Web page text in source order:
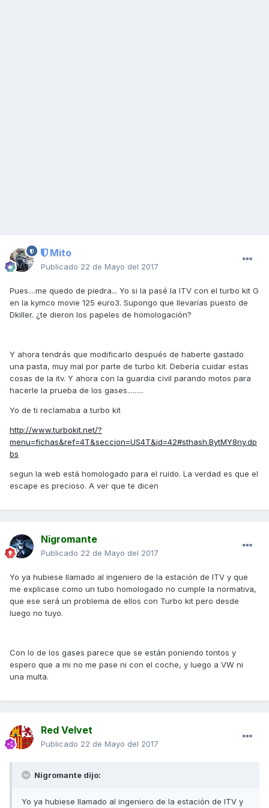
Mito
Publicado 22 de Mayo del 2017
Pues....me quedo de piedra... Yo si la pasé la ITV con el turbo kit G
en la kymco movie 125 euro3. Supongo que llevarías puesto de
Dkiller. ¿te dieron los papeles de homologación?
Y ahora tendrás que modificarlo después de haberte gastado
una pasta, muy mal por parte de turbo kit. Debería cuidar estas
cosas de la itv. Y ahora con la guardia civil parando motos para
hacerle la prueba de los gases.........
Yo de ti reclamaba a turbo kit
http://www.turbokit.net/?
menu=fichas&ref=4T&seccion=US4T&id=42#sthash.BytMY8ny.dp
bs
segun la web está homologado para el ruido. La verdad es que el
escape es precioso. A ver que te dicen
Nigromante
Publicado 22 de Mayo del 2017
Yo ya hubiese llamado al ingeniero de la estación de ITV y que
me explicase como un tubo homologado no cumple la normativa,
que ese será un problema de ellos con Turbo kit pero desde
luego no tuyo.
Con lo de los gases parece que se están poniendo tontos y
espero que a mi no me pase ni con el coche, y luego a VW ni
una multa.
Red Velvet
Publicado 22 de Mayo del 2017
Nigromante dijo:
Yo ya hubiese llamado al ingeniero de la estación de ITV y